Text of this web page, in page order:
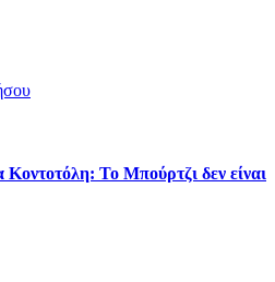
Το Μπούρτζι δεν είναι